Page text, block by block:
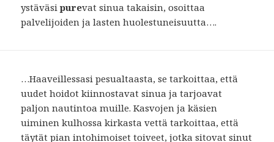
ystäväsipurevat sinua takaisin, osoittaa
palvelijoiden ja lasten huolestuneisuutta….
…Haaveillessasi pesualtaasta, se tarkoittaa, että
uudet hoidot kiinnostavat sinua ja tarjoavat
paljon nautintoa muille. Kasvojen ja käsien
uiminen kulhossa kirkasta vettä tarkoittaa, että
täytät pian intohimoiset toiveet, jotka sitovat sinut